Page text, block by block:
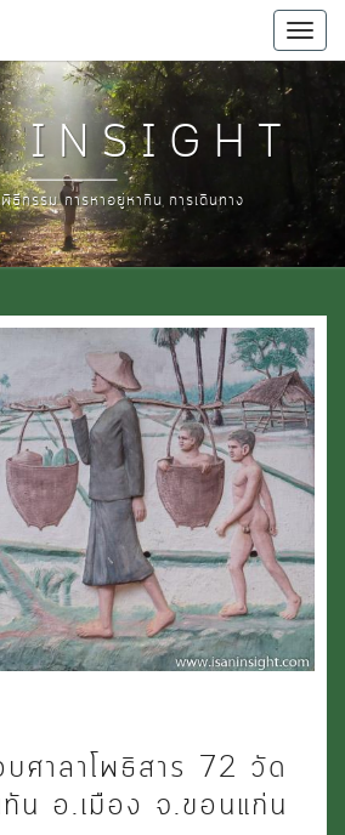
INSIGHT
ธีกรรม การหาอยู่หากิน การเดินทาง
โดย
รอบ
บศาลาโพธิสาร 72 วัด
ทัน อ.เมือง จ.ขอนแก่น